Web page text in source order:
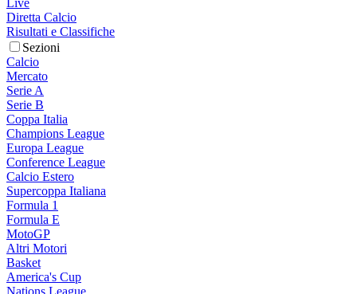
Diretta Calcio
Risultati e Classifiche
Sezioni
Calcio
Mercato
Serie A
Serie B
Coppa Italia
Champions League
Europa League
Conference League
Calcio Estero
Supercoppa Italiana
Formula 1
Formula E
MotoGP
Altri Motori
Basket
America's Cup
Nations League